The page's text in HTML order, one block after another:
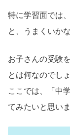
特に学習面では
と、うまくいか
お子さんの受験
とは何なのでしょ
ここでは、「中
てみたいと思いま